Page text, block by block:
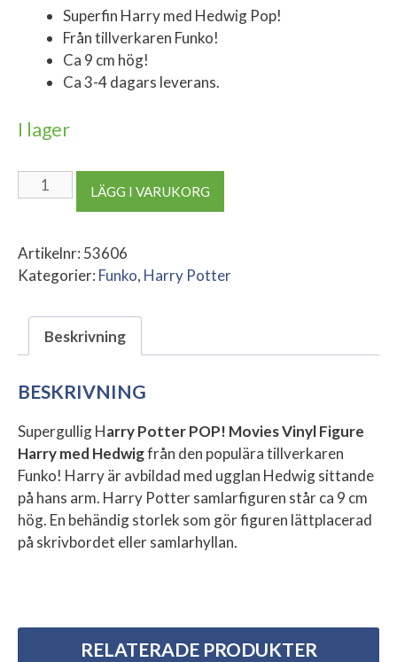
Superfin Harry med Hedwig Pop!
Från tillverkaren Funko!
Ca 9 cm hög!
Ca 3-4 dagars leverans.
I lager
Harry
Potter
Movies
Vinyl
Harry
with
Hedwig
mängd
LÄGG I VARUKORG
Artikelnr: 53606
Kategorier: Funko, Harry Potter
Beskrivning
BESKRIVNING
Supergullig Harry Potter POP! Movies Vinyl Figure
Harry med Hedwigfrån den populära tillverkaren
Funko! Harry är avbildad med ugglan Hedwig sittande
på hans arm. Harry Potter samlarfiguren står ca 9 cm
hög. En behändig storlek som gör figuren lättplacerad
på skrivbordet eller samlarhyllan.
RELATERADE PRODUKTER